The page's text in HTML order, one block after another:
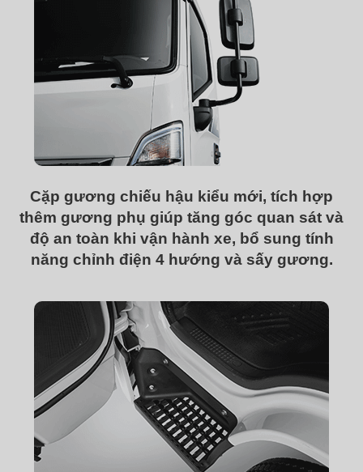
Cặp gương chiếu hậu kiểu mới, tích hợp
thêm gương phụ giúp tăng góc quan sát và
độ an toàn khi vận hành xe, bổ sung tính
năng chỉnh điện 4 hướng và sấy gương.